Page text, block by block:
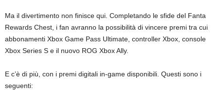
Ma il divertimento non finisce qui. Completando le sfide del Fanta
Rewards Chest, i fan avranno la possibilità di vincere premi tra cui
abbonamenti Xbox Game Pass Ultimate, controller Xbox, console
Xbox Series S e il nuovo ROG Xbox Ally.
E c’è di più, con i premi digitali in-game disponibili. Questi sono i
seguenti: